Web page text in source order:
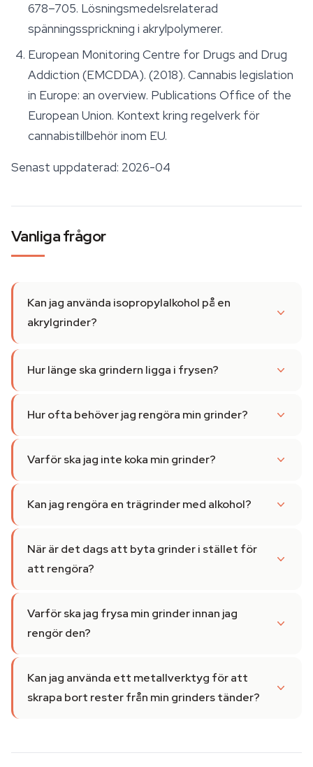
678–705. Lösningsmedelsrelaterad
spänningssprickning i akrylpolymerer.
European Monitoring Centre for Drugs and Drug
Addiction (EMCDDA). (2018). Cannabis legislation
in Europe: an overview. Publications Office of the
European Union. Kontext kring regelverk för
cannabistillbehör inom EU.
Senast uppdaterad: 2026-04
Vanliga frågor
Kan jag använda isopropylalkohol på en
akrylgrinder?
Hur länge ska grindern ligga i frysen?
Hur ofta behöver jag rengöra min grinder?
Varför ska jag inte koka min grinder?
Kan jag rengöra en trägrinder med alkohol?
När är det dags att byta grinder i stället för
att rengöra?
Varför ska jag frysa min grinder innan jag
rengör den?
Kan jag använda ett metallverktyg för att
skrapa bort rester från min grinders tänder?